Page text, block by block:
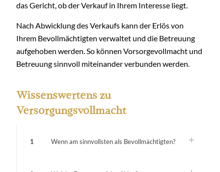
das Gericht, ob der Verkauf in Ihrem Interesse liegt.
Nach Abwicklung des Verkaufs kann der Erlös von
Ihrem Bevollmächtigten verwaltet und die Betreuung
aufgehoben werden. So können Vorsorgevollmacht und
Betreuung sinnvoll miteinander verbunden werden.
Wissenswertens zu
Versorgungsvollmacht
1 Wenn am sinnvollsten als Bevollmächtigten?